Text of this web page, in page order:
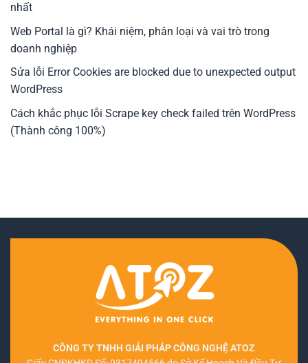
nhất
Web Portal là gì? Khái niệm, phân loại và vai trò trong
doanh nghiệp
Sửa lỗi Error Cookies are blocked due to unexpected output
WordPress
Cách khắc phục lỗi Scrape key check failed trên WordPress
(Thành công 100%)
CÔNG TY TNHH GIẢI PHÁP CÔNG NGHỆ ATOZ